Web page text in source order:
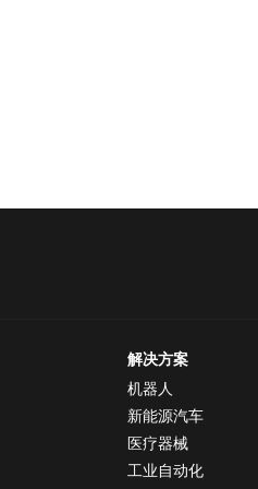
解决方案
机器人
新能源汽车
医疗器械
工业自动化